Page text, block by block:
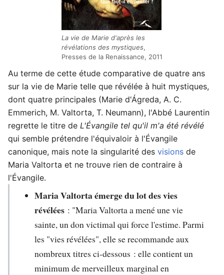
La vie de Marie d'après les
révélations des mystiques,
Presses de la Renaissance, 2011
Au terme de cette étude comparative de quatre ans
sur la vie de Marie telle que révélée à huit mystiques,
dont quatre principales (Marie d'Ágreda, A. C.
Emmerich, M. Valtorta, T. Neumann), l'Abbé Laurentin
regrette le titre de L'Évangile tel qu'il m'a été révélé
qui semble prétendre l'équivaloir à l'Évangile
canonique, mais note la singularité des visions de
Maria Valtorta et ne trouve rien de contraire à
l'Évangile.
Maria Valtorta émerge du lot des vies
révélées: "Maria Valtorta a mené une vie
sainte, un don victimal qui force l'estime. Parmi
les "vies révélées", elle se recommande aux
nombreux titres ci-dessous : elle contient un
minimum de merveilleux marginal en